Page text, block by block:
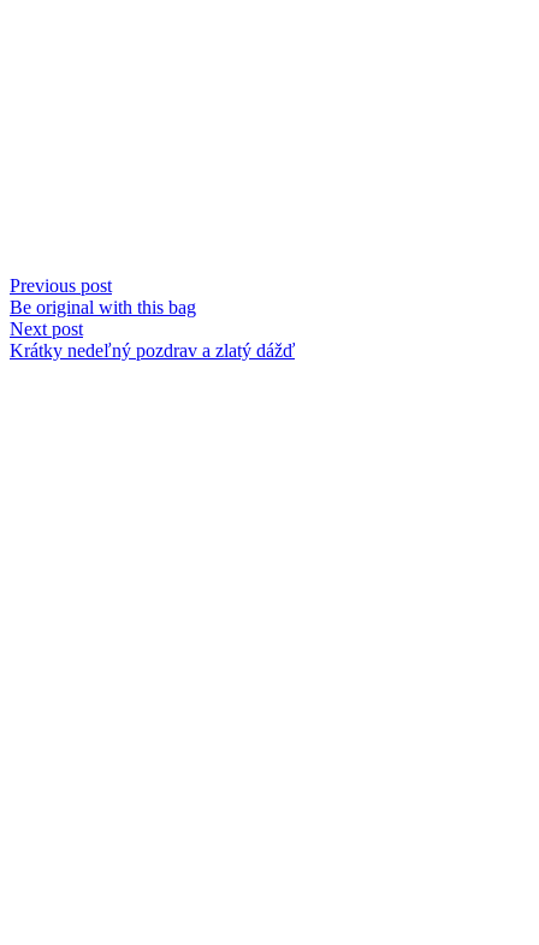
Previous post
Be original with this bag
Next post
Krátky nedeľný pozdrav a zlatý dážď